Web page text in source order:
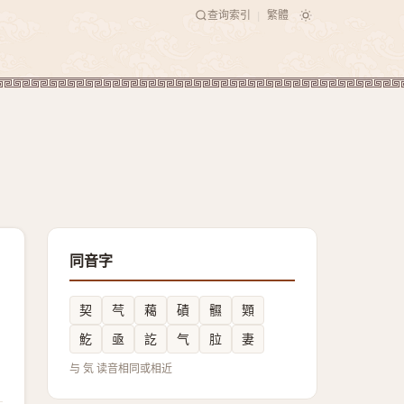
查询索引 繁體
同音字
契 芞 藒 磧 䯥
䫔
䰴
亟 訖 气 䏠 妻
与 気 读音相同或相近